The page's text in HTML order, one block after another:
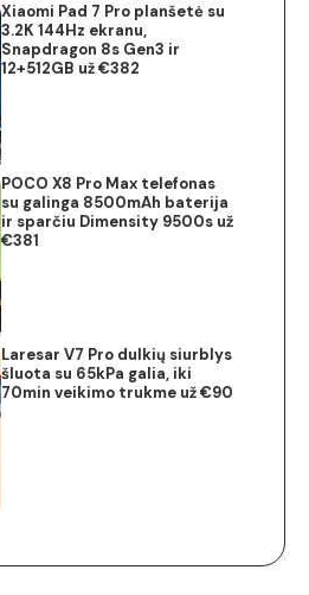
Xiaomi Pad 7 Pro planšetė su
3.2K 144Hz ekranu,
Snapdragon 8s Gen3 ir
12+512GB už €382
POCO X8 Pro Max telefonas
su galinga 8500mAh baterija
ir sparčiu Dimensity 9500s už
€381
Laresar V7 Pro dulkių siurblys
šluota su 65kPa galia, iki
70min veikimo trukme už €90